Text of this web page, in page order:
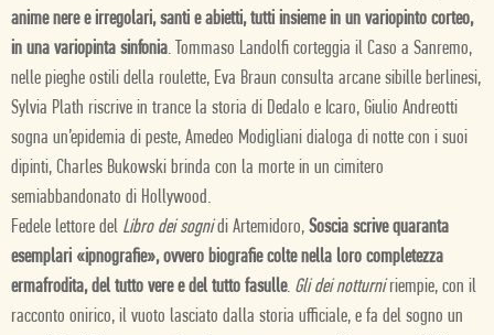
anime nere e irregolari, santi e abietti, tutti insieme in un variopinto corteo,
in una variopinta sinfonia. Tommaso Landolfi corteggia il Caso a Sanremo,
nelle pieghe ostili della roulette, Eva Braun consulta arcane sibille berlinesi,
Sylvia Plath riscrive in trance la storia di Dedalo e Icaro, Giulio Andreotti
sogna un’epidemia di peste, Amedeo Modigliani dialoga di notte con i suoi
dipinti, Charles Bukowski brinda con la morte in un cimitero
semiabbandonato di Hollywood.
Fedele lettore del Libro dei sognidi Artemidoro, Soscia scrive quaranta
esemplari «ipnografie», ovvero biografie colte nella loro completezza
ermafrodita, del tutto vere e del tutto fasulle. Gli dei notturniriempie, con il
racconto onirico, il vuoto lasciato dalla storia ufficiale, e fa del sogno un